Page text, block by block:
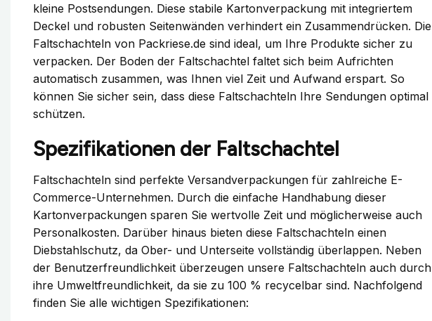
kleine Postsendungen. Diese stabile Kartonverpackung mit integriertem
Deckel und robusten Seitenwänden verhindert ein Zusammendrücken. Die
Faltschachteln von Packriese.de sind ideal, um Ihre Produkte sicher zu
verpacken. Der Boden der Faltschachtel faltet sich beim Aufrichten
automatisch zusammen, was Ihnen viel Zeit und Aufwand erspart. So
können Sie sicher sein, dass diese Faltschachteln Ihre Sendungen optimal
schützen.
Spezifikationen der Faltschachtel
Faltschachteln sind perfekte Versandverpackungen für zahlreiche E-
Commerce-Unternehmen. Durch die einfache Handhabung dieser
Kartonverpackungen sparen Sie wertvolle Zeit und möglicherweise auch
Personalkosten. Darüber hinaus bieten diese Faltschachteln einen
Diebstahlschutz, da Ober- und Unterseite vollständig überlappen. Neben
der Benutzerfreundlichkeit überzeugen unsere Faltschachteln auch durch
ihre Umweltfreundlichkeit, da sie zu 100 % recycelbar sind. Nachfolgend
finden Sie alle wichtigen Spezifikationen: